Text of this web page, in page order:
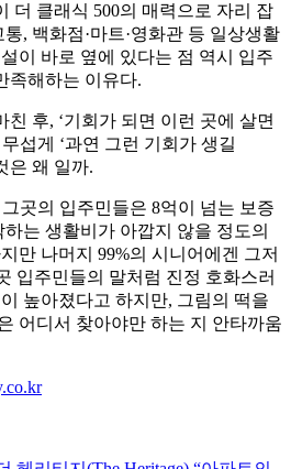
더 클래식 500의 매력으로 자리 잡
, 백화점·마트·영화관 등 일상생활
이 바로 옆에 있다는 점 역시 입주
족해하는 이유다.
친 후, ‘기회가 되면 이런 곳에 살면
섭게 ‘과연 그런 기회가 생길
은 왜 일까.
곳의 입주민들은 8억이 넘는 보증
는 생활비가 아깝지 않을 정도의
만 나머지 99%의 시니어에겐 그저
입주민들의 말처럼 진정 호화스러
높아졌다고 하지만, 그림의 떡을
어디서 찾아야만 하는 지 안타까움